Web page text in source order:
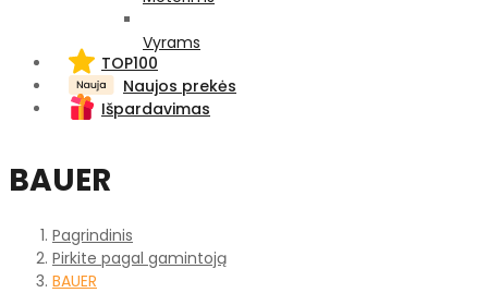
Vyrams
TOP100
Naujos prekės
Išpardavimas
BAUER
Pagrindinis
Pirkite pagal gamintoją
BAUER